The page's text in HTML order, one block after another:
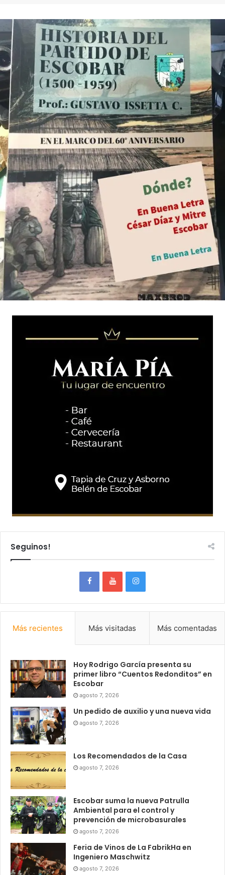
Seguinos!
Más recientes Más visitadas Más comentadas
Hoy Rodrigo García presenta su
primer libro “Cuentos Redonditos” en
Escobar
agosto 7, 2026
Un pedido de auxilio y una nueva vida
agosto 7, 2026
Los Recomendados de la Casa
agosto 7, 2026
Escobar suma la nueva Patrulla
Ambiental para el control y
prevención de microbasurales
agosto 7, 2026
Feria de Vinos de La FabrikHa en
Ingeniero Maschwitz
agosto 7, 2026